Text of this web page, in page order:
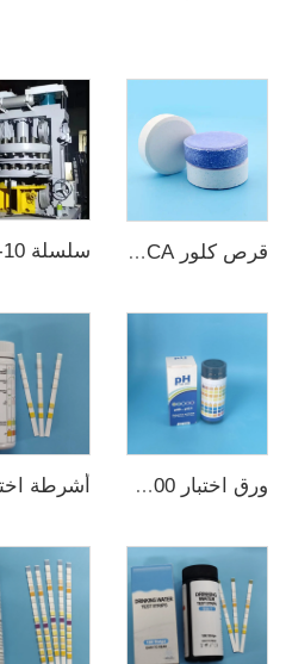
قرص كلور TCCA لتعقيم المياه
ورق اختبار pH ph0-ph14 100شريط لاختبار مسبح السباحة